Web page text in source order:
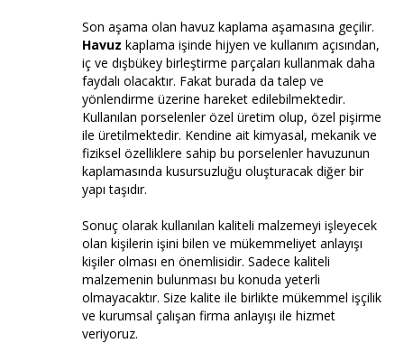
Son aşama olan havuz kaplama aşamasına geçilir.
Havuz kaplama işinde hijyen ve kullanım açısından,
iç ve dışbükey birleştirme parçaları kullanmak daha
faydalı olacaktır. Fakat burada da talep ve
yönlendirme üzerine hareket edilebilmektedir.
Kullanılan porselenler özel üretim olup, özel pişirme
ile üretilmektedir. Kendine ait kimyasal, mekanik ve
fiziksel özelliklere sahip bu porselenler havuzunun
kaplamasında kusursuzluğu oluşturacak diğer bir
yapı taşıdır.
Sonuç olarak kullanılan kaliteli malzemeyi işleyecek
olan kişilerin işini bilen ve mükemmeliyet anlayışı
kişiler olması en önemlisidir. Sadece kaliteli
malzemenin bulunması bu konuda yeterli
olmayacaktır. Size kalite ile birlikte mükemmel işçilik
ve kurumsal çalışan firma anlayışı ile hizmet
veriyoruz.